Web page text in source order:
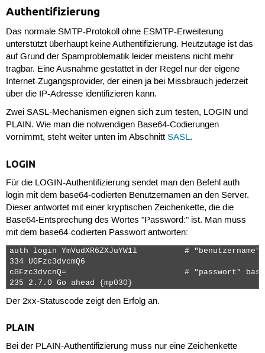
Authentifizierung
Das normale SMTP-Protokoll ohne ESMTP-Erweiterung
unterstützt überhaupt keine Authentifizierung. Heutzutage ist das
auf Grund der Spamproblematik leider meistens nicht mehr
tragbar. Eine Ausnahme gestattet in der Regel nur der eigene
Internet-Zugangsprovider, der einen ja bei Missbrauch jederzeit
über die IP-Adresse identifizieren kann.
Zwei SASL-Mechanismen eignen sich zum testen, LOGIN und
PLAIN. Wie man die notwendigen Base64-Codierungen
vornimmt, steht weiter unten im Abschnitt SASL.
LOGIN
Für die LOGIN-Authentifizierung sendet man den Befehl auth
loginmit dem base64-codierten Benutzernamen an den Server.
Dieser antwortet mit einer kryptischen Zeichenkette, die die
Base64-Entsprechung des Wortes "Password:" ist. Man muss
mit dem base64-codierten Passwort antworten:
auth login YmVudXR6ZXJuYW1l          #
334 UGFzc3dvcmQ6
cGFzc3dvcnQ=                         # "passwort"
235 2.7.0 Go ahead {mp030}
Der 2xx-Statuscode zeigt den Erfolg an.
PLAIN
Bei der PLAIN-Authentifizierung muss nur eine Zeichenkette